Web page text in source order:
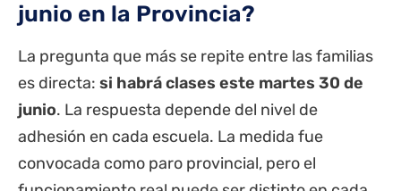
junio en la Provincia?
La pregunta que más se repite entre las familias
es directa: si habrá clases este martes 30 de
junio. La respuesta depende del nivel de
adhesión en cada escuela. La medida fue
convocada como paro provincial, pero el